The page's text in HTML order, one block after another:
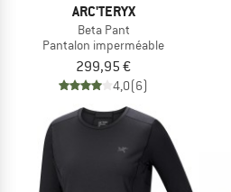
ARC'TERYX
Beta Pant
Pantalon imperméable
299,95 €
4,0(6)